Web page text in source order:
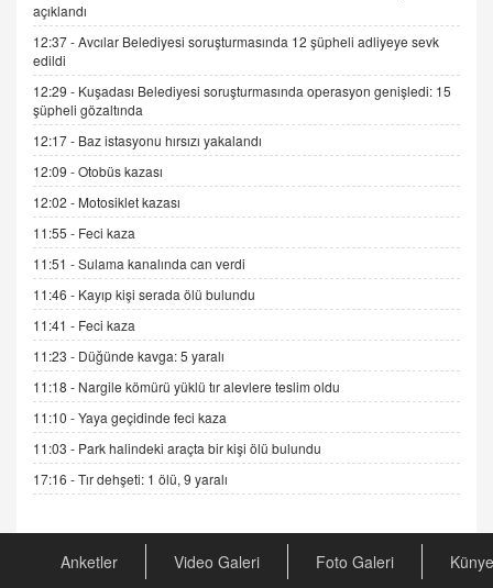
06.07.2026 13:00
ADEM AKÖL
Esed Destekçilerinin Yüzüne Vurulan Şamar:
Sednaya
11.12.2024 12:30
DR. EKREM ASLAN
Gerçek Ne, Algı Ne? "Beraber Yürüyoruz"
Cümlesinin Peşinden
19.07.2025 12:45
GÖNÜL MENEKŞE
Şifacının Yolu
04.11.2025 12:56
AV. RÜMEYSA ÖZKALE
Kira Uyuşmazlıklarında Dava Açmadan Önce
Arabulucuya Başvuru Şartı
CAN UĞURATEŞ
Değişen yapısıyla Suriye
açıklandı
12:37 -Avcılar Belediyesi soruşturmasında 12 şüpheli adliyeye sevk
edildi
12:29 - Kuşadası Belediyesi soruşturmasında operasyon genişledi: 15
şüpheli gözaltında
12:17 - Baz istasyonu hırsızı yakalandı
12:09 -Otobüs kazası
12:02 - Motosiklet kazası
11:55 - Feci kaza
11:51 -Sulama kanalında can verdi
11:46 - Kayıp kişi serada ölü bulundu
11:41 - Feci kaza
11:23 - Düğünde kavga: 5 yaralı
11:18 - Nargile kömürü yüklü tır alevlere teslim oldu
11:10 -Yaya geçidinde feci kaza
11:03 - Park halindeki araçta bir kişi ölü bulundu
17:16 -Tır dehşeti: 1 ölü, 9 yaralı
Anketler Video Galeri Foto Galeri Künye